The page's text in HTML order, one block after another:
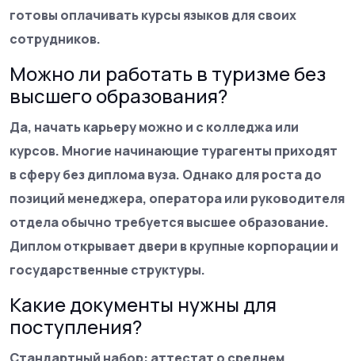
готовы оплачивать курсы языков для своих
сотрудников.
Можно ли работать в туризме без
высшего образования?
Да, начать карьеру можно и с колледжа или
курсов. Многие начинающие турагенты приходят
в сферу без диплома вуза. Однако для роста до
позиций менеджера, оператора или руководителя
отдела обычно требуется высшее образование.
Диплом открывает двери в крупные корпорации и
государственные структуры.
Какие документы нужны для
поступления?
Стандартный набор: аттестат о среднем